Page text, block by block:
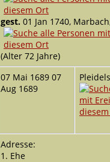
gest. 01 Jan 1740,
(Alter 72 Jahre)
07 Mai 1689 07
Aug 1689
Adresse:
1. Ehe